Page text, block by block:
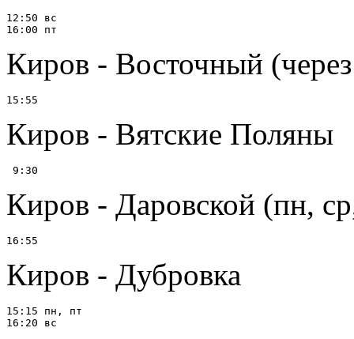
12:50 вс
Киров - Восточный
Киров - Вятские Поляны
Киров - Даровской (пн,
Киров - Дубровка
15:15 пн, пт